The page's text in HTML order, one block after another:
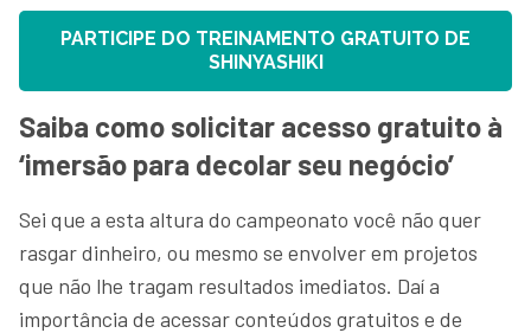
PARTICIPE DO TREINAMENTO GRATUITO DE
SHINYASHIKI
Saiba como solicitar acesso gratuito à
‘imersão para decolar seu negócio’
Sei que a esta altura do campeonato você não quer
rasgar dinheiro, ou mesmo se envolver em projetos
que não lhe tragam resultados imediatos. Daí a
importância de acessar conteúdos gratuitos e de